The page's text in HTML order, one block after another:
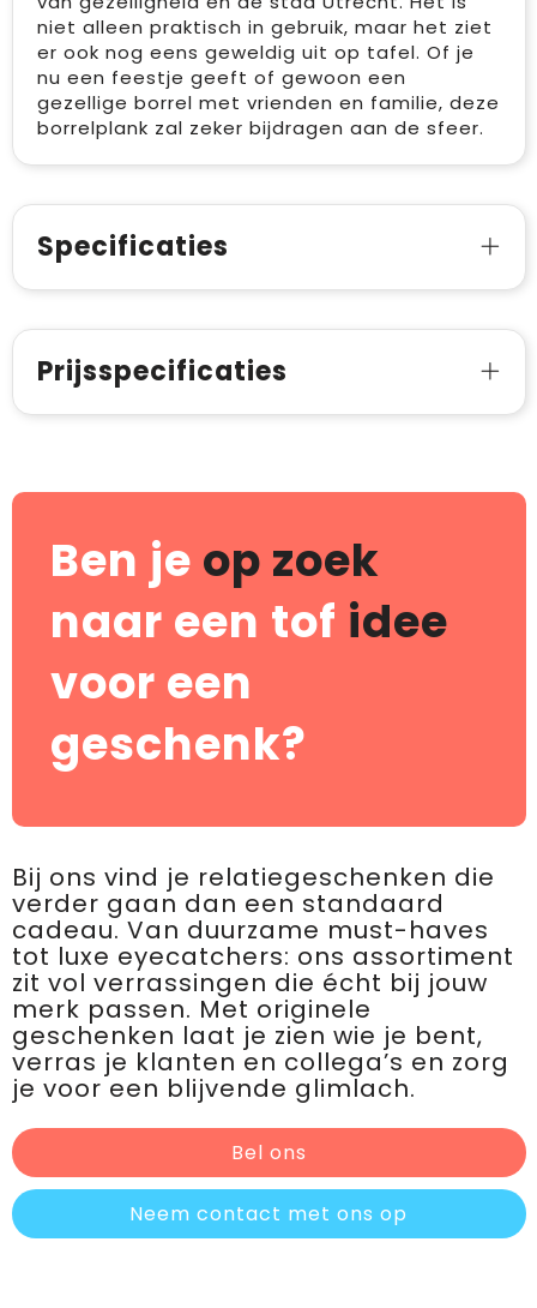
niet alleen praktisch in gebruik, maar het ziet
er ook nog eens geweldig uit op tafel. Of je
nu een feestje geeft of gewoon een
gezellige borrel met vrienden en familie, deze
borrelplank zal zeker bijdragen aan de sfeer.
Specificaties
Prijsspecificaties
Ben je op zoek
naar een tof idee
voor een
geschenk?
Bij ons vind je relatiegeschenken die
verder gaan dan een standaard
cadeau. Van duurzame must-haves
tot luxe eyecatchers: ons assortiment
zit vol verrassingen die écht bij jouw
merk passen. Met originele
geschenken laat je zien wie je bent,
verras je klanten en collega’s en zorg
je voor een blijvende glimlach.
Bel ons
Neem contact met ons op